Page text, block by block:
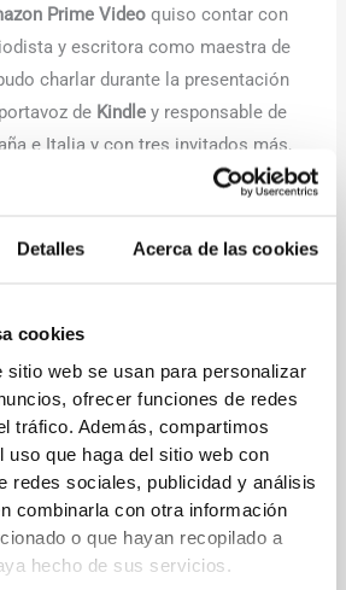
Detalles Acerca de las cookies
cookies
sitio web se usan para personalizar
ofrecer funciones de redes
tráfico. Además, compartimos
uso que haga del sitio web con
redes sociales, publicidad y análisis
combinarla con otra información
o que hayan recopilado a
hecho de sus servicios.
Prime Video quiso contar con
y escritora como maestra de
charlar durante la presentación
de Kindle y responsable de
e Italia y con tres invitados más,
y miembro del jurado de esta
de sus composiciones y por
su obra.
Entrada siguiente
electrónico no será publicada.